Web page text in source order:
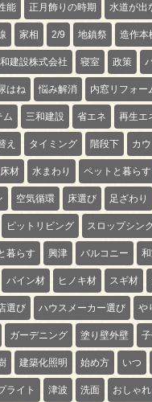
能 正月飾りの時期 水道が出
家相 2/9 地鎮祭 造作本
建設株式会社 寝室 政策
はね 悩み解消 内窓リフォー
ム 三和建設 省エネ 再生エ
え タイミング 階段下 カ
床材 水まわり ペットと暮らす
空気循環 床選び 足ざわり
ピットリビング スロップシンク
暮らす 興津 バルコニー
パイン材 ヒノキ材 スギ材
選び ハウスメーカー選び や
ガーデニング 塗り壁外壁
建築化照明 始め方 いつ
ライト 津波 洗面 おしゃれ